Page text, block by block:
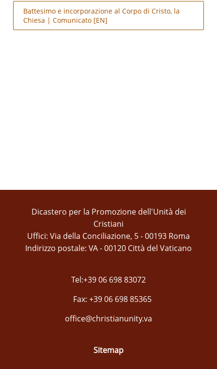
Battesimo e incorporazione al Corpo di Cristo, la
Chiesa | Comunicato [EN]
Dicastero per la Promozione dell'Unità dei
Cristiani
Uffici: Via della Conciliazione, 5 - 00193 Roma
Indirizzo postale: VA - 00120 Città del Vaticano
Tel:+39 06 698 83072
Fax: +39 06 698 85365
office@christianunity.va
Sitemap